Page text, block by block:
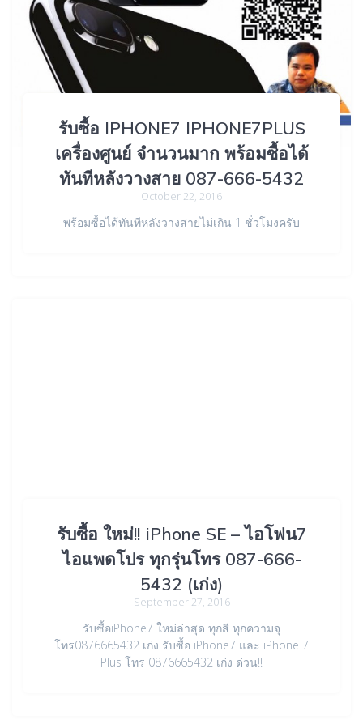
รับซื้อ IPHONE7 IPHONE7PLUS
เครื่องศูนย์ จำนวนมาก พร้อมซื้อได้
ทันทีหลังวางสาย 087-666-5432
October 22, 2016
พร้อมซื้อได้ทันทีหลังวางสายไม่เกิน 1 ชั่วโมงครับ
รับซื้อ ใหม่!! iPhone SE – ไอโฟน7
ไอแพดโปร ทุกรุ่นโทร 087-666-
5432 (เก่ง)
September 27, 2016
รับซื้อiPhone7 ใหม่ล่าสุด ทุกสี ทุกความจุ
โทร0876665432 เก่ง รับซื้อ iPhone7 และ iPhone 7
Plus โทร 0876665432 เก่ง ด่วน!!